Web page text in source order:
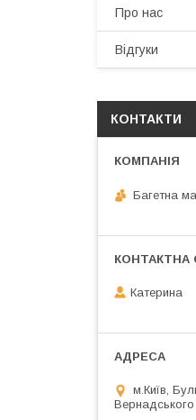
Про нас
Відгуки
КОНТАКТИ
Багетна
Катерина
м.Київ,
Вернадського